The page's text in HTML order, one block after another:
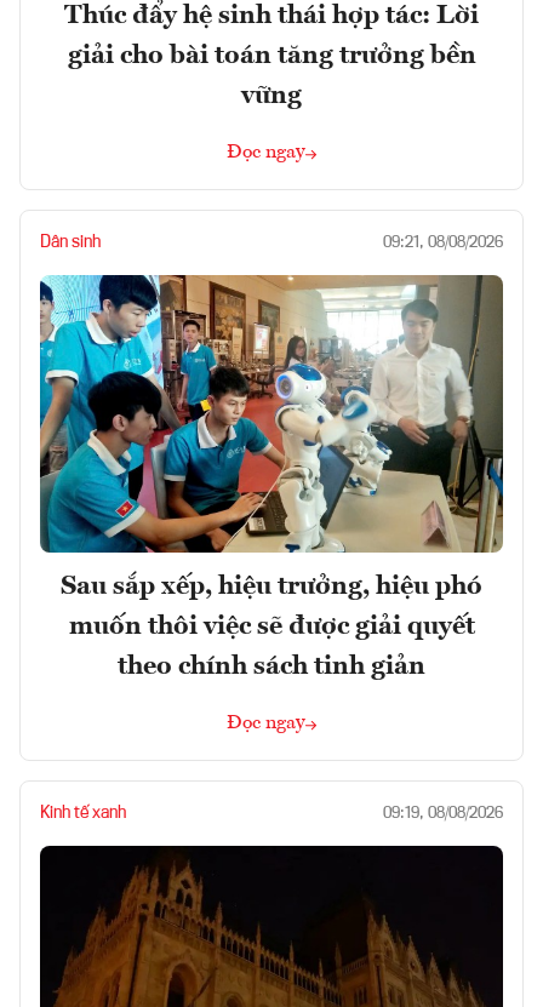
Thúc đẩy hệ sinh thái hợp tác: Lời
giải cho bài toán tăng trưởng bền
vững
Đọc ngay
Dân sinh 09:21, 08/08/2026
Sau sắp xếp, hiệu trưởng, hiệu phó
muốn thôi việc sẽ được giải quyết
theo chính sách tinh giản
Đọc ngay
Kinh tế xanh 09:19, 08/08/2026